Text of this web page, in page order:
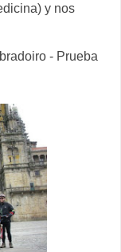
y nos
- Prueba